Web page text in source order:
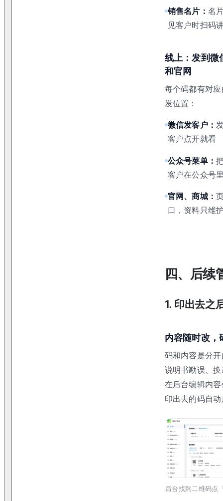
销售名片：名
见客户时扫码
线上：发到微
和官网
每个码都有对
发位置：
微信发客户：
客户点开就看
公众号菜单：
客户在公众号
官网、商城：
口，资料只维
四、后续
1. 印出去之
内容随时改，
码和内容是分
说明书勘误、
在后台编辑内
印出去的码自
后台找到二维码点